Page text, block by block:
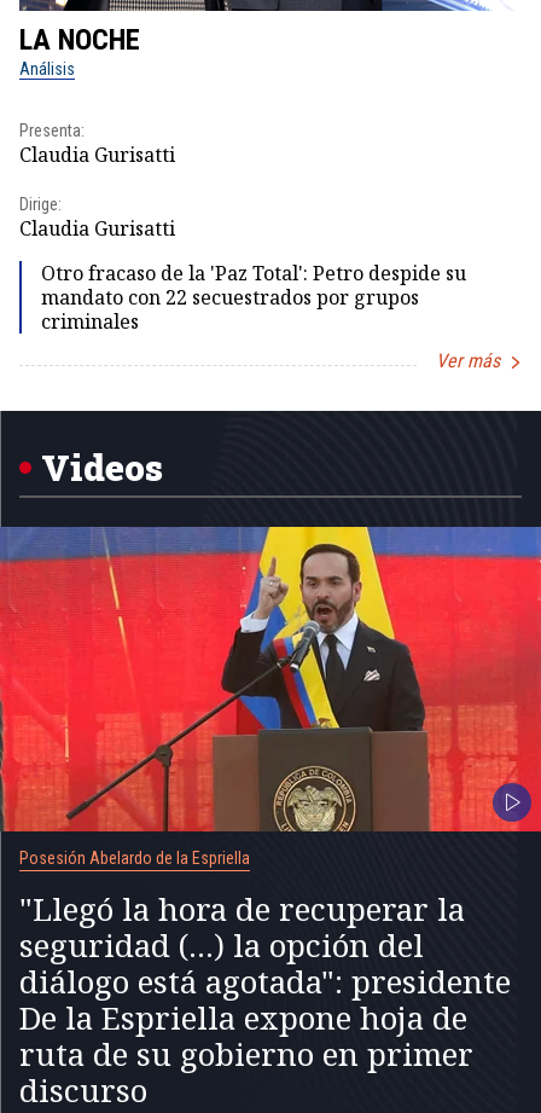
LA NOCHE
Análisis
Presenta:
Claudia Gurisatti
Dirige:
Claudia Gurisatti
Otro fracaso de la 'Paz Total': Petro despide su
mandato con 22 secuestrados por grupos
criminales
Ver más
Videos
Posesión Abelardo de la Espriella
"Llegó la hora de recuperar la
seguridad (...) la opción del
diálogo está agotada": presidente
De la Espriella expone hoja de
ruta de su gobierno en primer
discurso